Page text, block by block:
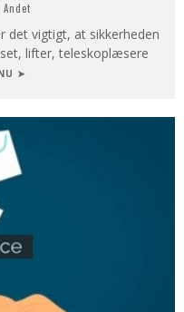
Andet
det vigtigt, at sikkerheden
lifter, teleskoplæsere
➤